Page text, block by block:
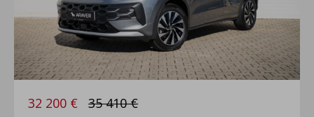
32 200 € 35 410 €